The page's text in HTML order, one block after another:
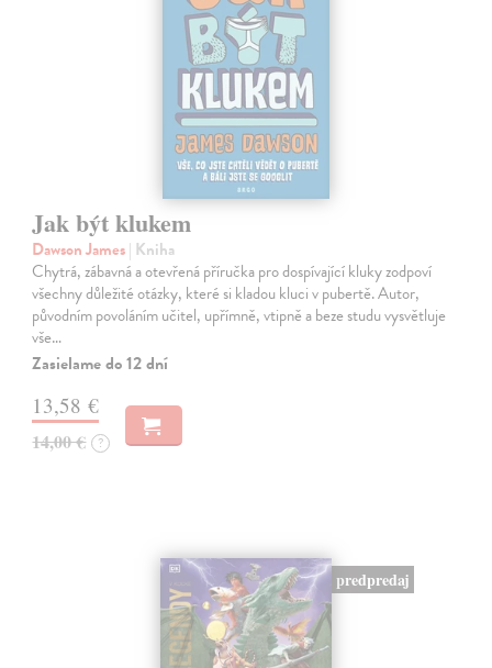
Jak být klukem
Dawson James| Kniha
Chytrá, zábavná a otevřená příručka pro dospívající kluky zodpoví
všechny důležité otázky, které si kladou kluci v pubertě. Autor,
původním povoláním učitel, upřímně, vtipně a beze studu vysvětluje
vše…
Zasielame do 12 dní
13,58 €
14,00 € ?
predpredaj